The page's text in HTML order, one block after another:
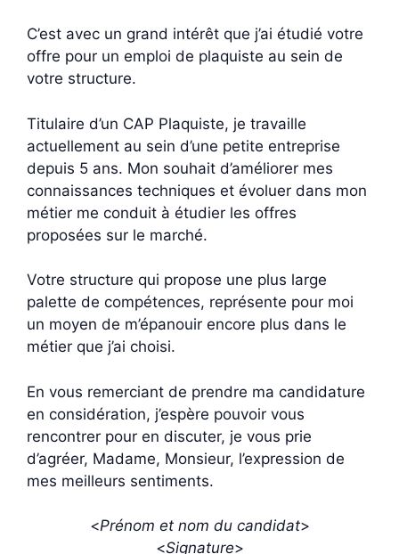
C’est avec un grand intérêt que j’ai étudié votre
offre pour un emploi de plaquiste au sein de
votre structure.
Titulaire d’un CAP Plaquiste, je travaille
actuellement au sein d’une petite entreprise
depuis 5 ans. Mon souhait d’améliorer mes
connaissances techniques et évoluer dans mon
métier me conduit à étudier les offres
proposées sur le marché.
Votre structure qui propose une plus large
palette de compétences, représente pour moi
un moyen de m’épanouir encore plus dans le
métier que j’ai choisi.
En vous remerciant de prendre ma candidature
en considération, j’espère pouvoir vous
rencontrer pour en discuter, je vous prie
d’agréer, Madame, Monsieur, l’expression de
mes meilleurs sentiments.
<Prénom et nom du candidat>
<Signature>